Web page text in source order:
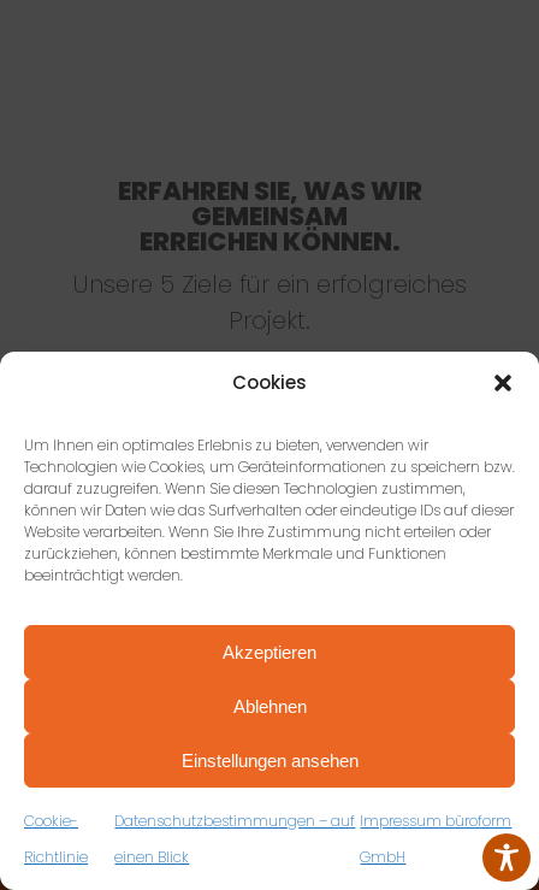
Cookies
Um Ihnen ein optimales Erlebnis zu bieten, verwenden wir
Technologien wie Cookies, um Geräteinformationen zu speichern bzw.
darauf zuzugreifen. Wenn Sie diesen Technologien zustimmen,
können wir Daten wie das Surfverhalten oder eindeutige IDs auf dieser
Website verarbeiten. Wenn Sie Ihre Zustimmung nicht erteilen oder
zurückziehen, können bestimmte Merkmale und Funktionen
beeinträchtigt werden.
Akzeptieren
Ablehnen
Einstellungen ansehen
Cookie-
Richtlinie
Datenschutzbestimmungen – auf
einen Blick
Impressum büroform
GmbH
ERFAHREN SIE, WAS WIR
GEMEINSAM
ERREICHEN KÖNNEN.
Unsere 5 Ziele für ein erfolgreiches
Projekt.
ZU UNSEREN ZIELEN
büroform GmbH, Stuttgart
Paulinenstraße 51, 70178
Stuttgart
VEREINBAREN SIE JETZT IHRE
KOSTENFREIE ERSTBERATUNG
ZUM RÜCKRUFFORMULAR